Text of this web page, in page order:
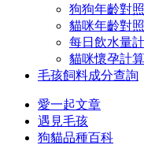
狗狗年齡對照
貓咪年齡對照
每日飲水量
貓咪懷孕計
毛孩飼料成分查詢
愛一起文章
遇見毛孩
狗貓品種百科